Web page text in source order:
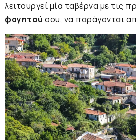
λειτουργεί μία ταβέρνα με τις
φαγητού σου, να παράγονται